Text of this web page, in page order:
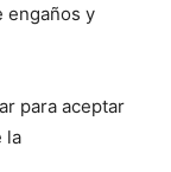
engaños y
para aceptar
la